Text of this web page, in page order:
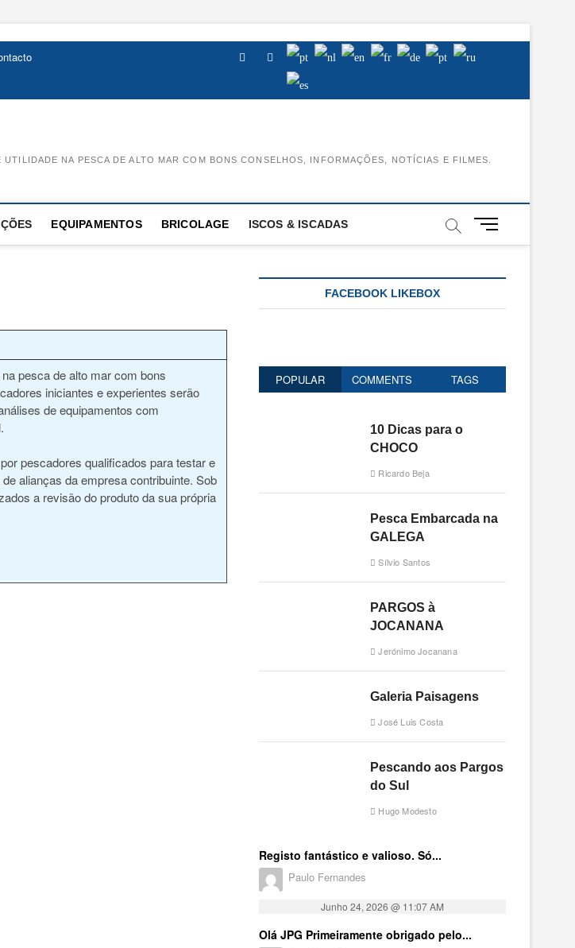
FacebookInstagramYoutube
NA PESCA DE ALTO MAR COM BONS CONSELHOS, INFORMAÇÕES, NOTÍCIAS E FILMES.
EQUIPAMENTOS BRICOLAGE ISCOS & ISCADAS
M
u
u
o
pesca de alto mar com bons
iniciantes e experientes serão
de equipamentos com
pescadores qualificados para testar e
alianças da empresa contribuinte. Sob
a revisão do produto da sua própria
FACEBOOK LIKEBOX
POPULAR COMMENTS TAGS
10 Dicas para o
CHOCO
Ricardo Beja
Pesca Embarcada na
GALEGA
Sílvio Santos
PARGOS à
JOCANANA
Jerónimo Jocanana
Galeria Paisagens
José Luis Costa
Pescando aos Pargos
do Sul
Hugo Modesto
Registo fantástico e valioso. Só...
Paulo Fernandes
Junho 24, 2026 @ 11:07 AM
Olá JPG Primeiramente obrigado pelo...